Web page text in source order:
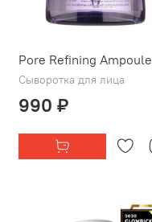
Pore Refining Ampoule
Сыворотка для лица
990 ₽